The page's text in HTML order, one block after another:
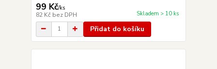
99 Kč/ks
82 Kč bez DPH Skladem > 10 ks
Přidat do košíku